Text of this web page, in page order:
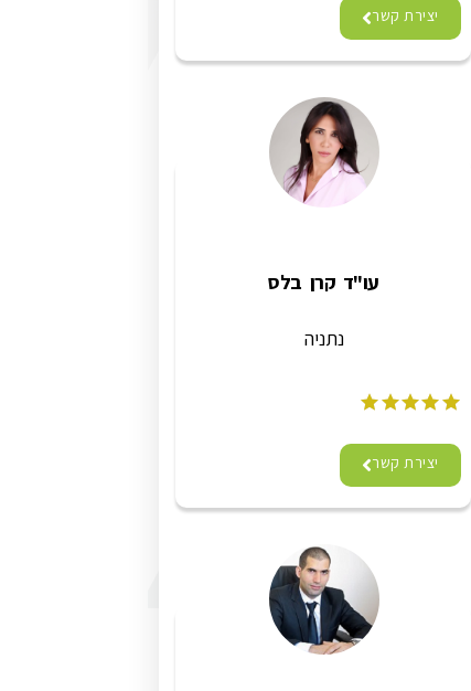
יצירת קשר
עו"ד קרן בלס
נתניה
יצירת קשר